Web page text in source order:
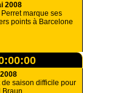
2008
Perret marque ses
points à Barcelone
de saison difficile pour
Braun